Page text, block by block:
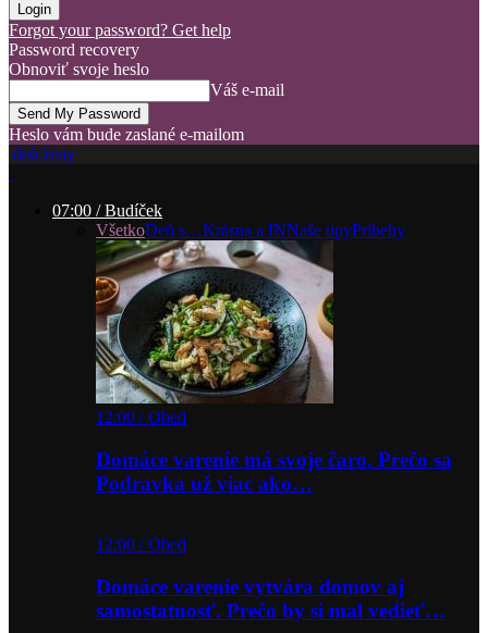
Forgot your password? Get help
Password recovery
Obnoviť svoje heslo
Váš e-mail
Heslo vám bude zaslané e-mailom
deň ženy
07:00 / Budíček
VšetkoDeň s…Krásna a INNaše tipyPríbehy
12:00 / Obed
Domáce varenie má svoje čaro. Prečo sa
Podravka už viac ako…
12:00 / Obed
Domáce varenie vytvára domov aj
samostatnosť. Prečo by si mal vedieť…